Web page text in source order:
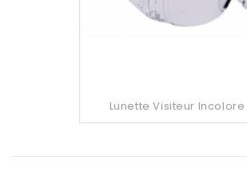
Lunette Visiteur Incolore